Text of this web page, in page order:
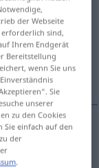
der Webseite
sind,
Ihrem Endgerät
Bereitstellung
wenn Sie uns
Sie
unserer
zu den Cookies
Sie einfach auf den
der